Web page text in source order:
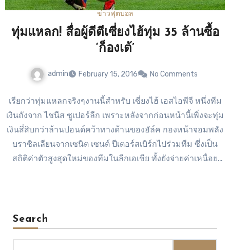
ดูแลอนาคตของนักเตะมองว่าเปแอสเชปฏิบัติกับน้องชายตนเอง
อย่างไม่ให้เกียรติกัน…
ข่าวฟุตบอล
ทุ่มแหลก! สื่อผู้ดีตีเซี่ยงไฮ้ทุ่ม 35 ล้านซื้อ
‘ก็องเต้’
admin February 15, 2016 No Comments
เรียกว่าทุ่มแหลกจริงๆงานนี้สำหรับ เซี่ยงไฮ้ เอสไอพีจี หนึ่งทีม
เงินถังจาก ไชนีส ซูเปอร์ลีก เพราะหลังจากก่อนหน้านี้เพิ่งจะทุ่ม
เงินสี่สิบกว่าล้านปอนด์คว้าทางด้านของฮัล์ค กองหน้าจอมพลัง
บราซิลเลียนจากเซนิต เซนต์ ปีเตอร์สเบิร์กไปร่วมทีม ซึ่งเป็น
สถิติค่าตัวสูงสุดใหม่ของทีมในลีกเอเชีย ทั้งยังจ่ายค่าเหนื่อย
เลสเตอร์ ซิตี้ ทีมแชมป์พรีเมียร์ลีก อังกฤษเมื่อซีซั่นที่แล้วอีกด้วย
ทั้งนี้รายงานจากเดลี่ เมลระบุว่ามิดฟิลด์ทีมชาติฝรั่งเศสมีค่าฉีก
Search